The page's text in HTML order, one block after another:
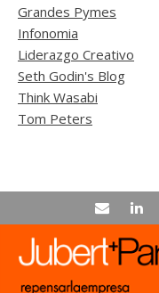
Grandes Pymes
Infonomia
Liderazgo Creativo
Seth Godin's Blog
Think Wasabi
Tom Peters